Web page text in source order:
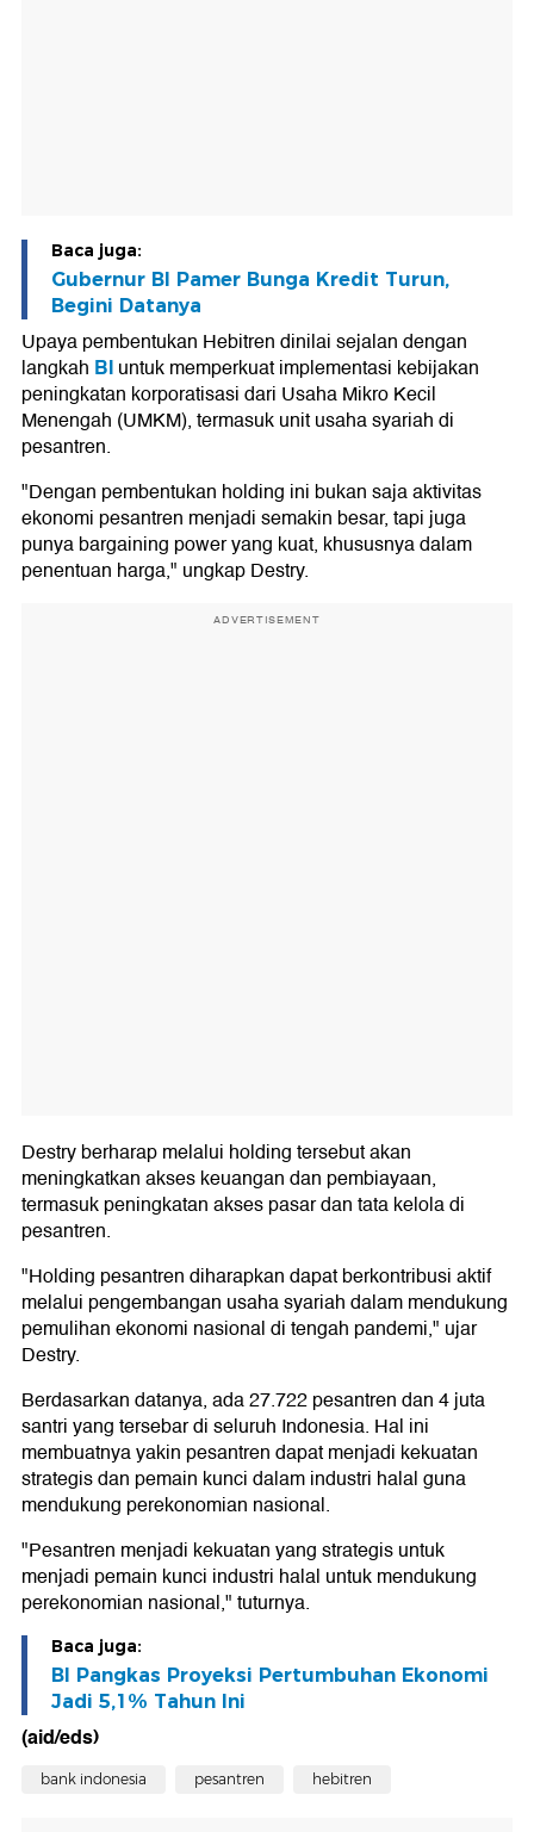
Baca juga:
Gubernur BI Pamer Bunga Kredit Turun,
Begini Datanya
Upaya pembentukan Hebitren dinilai sejalan dengan
langkah BIuntuk memperkuat implementasi kebijakan
peningkatan korporatisasi dari Usaha Mikro Kecil
Menengah (UMKM), termasuk unit usaha syariah di
pesantren.
"Dengan pembentukan holding ini bukan saja aktivitas
ekonomi pesantren menjadi semakin besar, tapi juga
punya bargaining power yang kuat, khususnya dalam
penentuan harga," ungkap Destry.
ADVERTISEMENT
Destry berharap melalui holding tersebut akan
meningkatkan akses keuangan dan pembiayaan,
termasuk peningkatan akses pasar dan tata kelola di
pesantren.
"Holding pesantren diharapkan dapat berkontribusi aktif
melalui pengembangan usaha syariah dalam mendukung
pemulihan ekonomi nasional di tengah pandemi," ujar
Destry.
Berdasarkan datanya, ada 27.722 pesantren dan 4 juta
santri yang tersebar di seluruh Indonesia. Hal ini
membuatnya yakin pesantren dapat menjadi kekuatan
strategis dan pemain kunci dalam industri halal guna
mendukung perekonomian nasional.
"Pesantren menjadi kekuatan yang strategis untuk
menjadi pemain kunci industri halal untuk mendukung
perekonomian nasional," tuturnya.
Baca juga:
BI Pangkas Proyeksi Pertumbuhan Ekonomi
Jadi 5,1% Tahun Ini
(aid/eds)
bank indonesia pesantren hebitren